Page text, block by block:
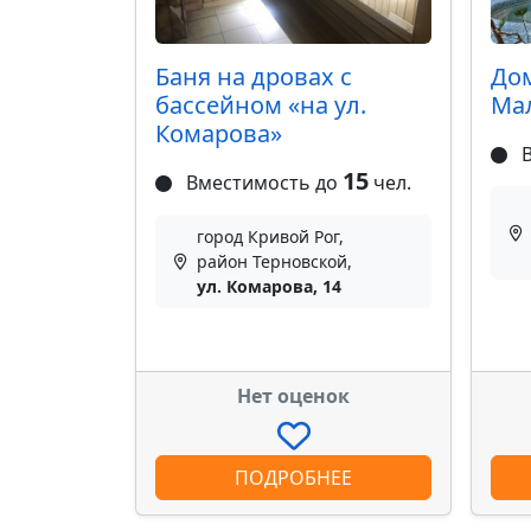
Баня на дровах с
бассейном «на ул.
Комарова»
Вместимость до 15 чел.
город Кривой Рог,
район Терновской,
ул. Комарова, 14
Нет оценок
ПОДРОБНЕЕ